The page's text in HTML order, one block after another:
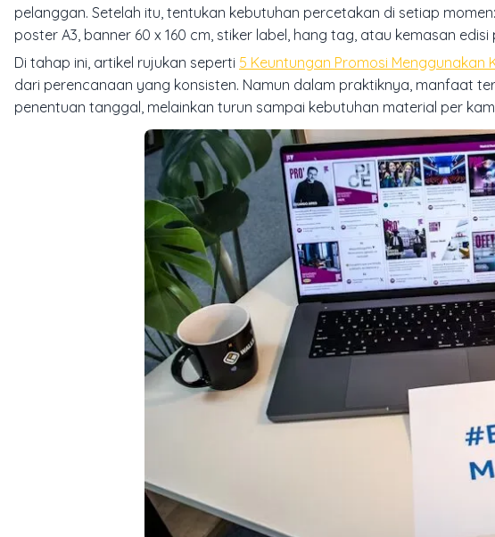
pelanggan. Setelah itu, tentukan kebutuhan percetakan di setiap
poster A3, banner 60 x 160 cm, stiker label, hang tag, atau kemasan edisi
Di tahap ini, artikel rujukan seperti 5 Keuntungan Promosi Menggunakan
dari perencanaan yang konsisten. Namun dalam praktiknya, manfaat
penentuan tanggal, melainkan turun sampai kebutuhan material per